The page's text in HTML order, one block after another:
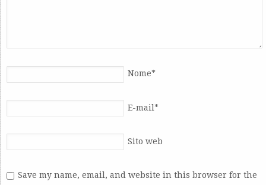
Nome*
E-mail*
Sito web
Save my name, email, and website in this browser for the